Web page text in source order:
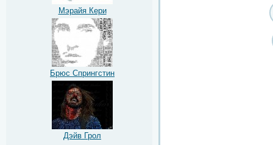
Мэрайя Кери
Брюс Спрингстин
Дэйв Грол